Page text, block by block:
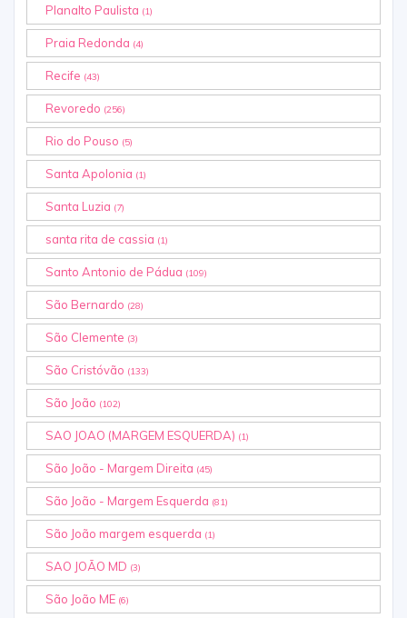
Planalto Paulista (1)
Praia Redonda (4)
Recife (43)
Revoredo (256)
Rio do Pouso (5)
Santa Apolonia (1)
Santa Luzia (7)
santa rita de cassia (1)
Santo Antonio de Pádua (109)
São Bernardo (28)
São Clemente (3)
São Cristóvão (133)
São João (102)
SAO JOAO (MARGEM ESQUERDA) (1)
São João - Margem Direita (45)
São João - Margem Esquerda (81)
São João margem esquerda (1)
SAO JOÃO MD (3)
São João ME (6)